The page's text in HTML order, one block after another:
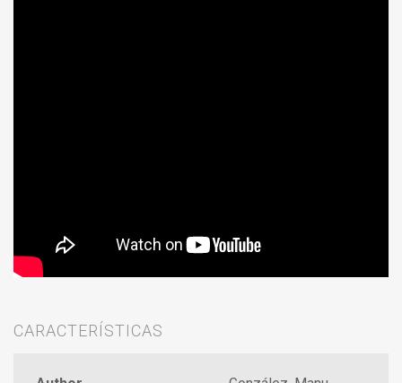
CARACTERÍSTICAS